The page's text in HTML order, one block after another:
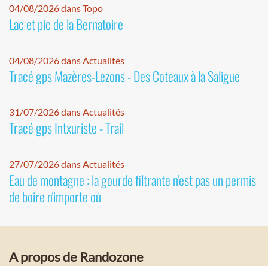
04/08/2026 dans Topo
Lac et pic de la Bernatoire
04/08/2026 dans Actualités
Tracé gps Mazères-Lezons - Des Coteaux à la Saligue
31/07/2026 dans Actualités
Tracé gps Intxuriste - Trail
27/07/2026 dans Actualités
Eau de montagne : la gourde filtrante n'est pas un permis
de boire n'importe où
A propos de Randozone